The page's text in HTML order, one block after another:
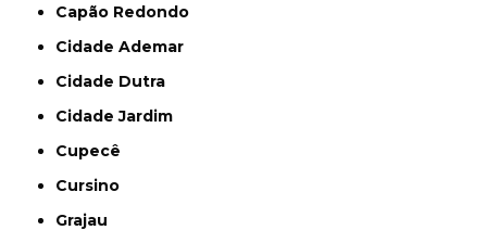
Capão Redondo
Cidade Ademar
Cidade Dutra
Cidade Jardim
Cupecê
Cursino
Grajau